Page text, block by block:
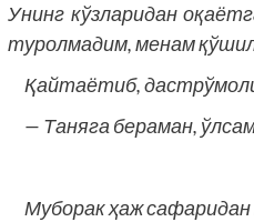
Унинг кўзларидан
туролмадим, менам
Қайтаётиб,
— Таняга бераман,
Муборак ҳаж